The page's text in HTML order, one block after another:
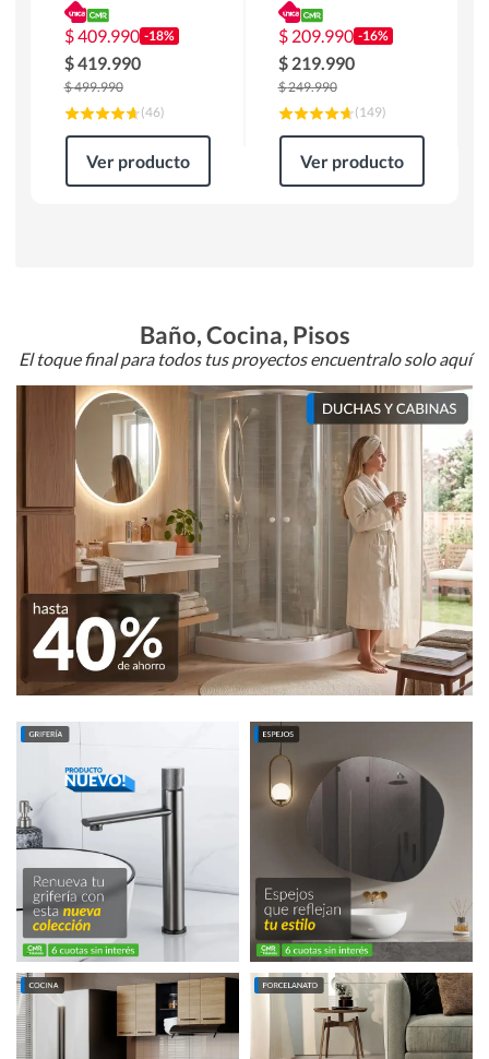
180 x 90 x 76 cm
Café
$409.990 -18%
$419.990
$499.990
(46)
Ver producto
Atlanta 91x101x94
cm Negro
$ 209.990 -16%
$ 219.990
$249.990
(149)
Ver producto
Baño, Cocina, Pisos
El toque final para todos tus proyectos encuentralo solo aquí